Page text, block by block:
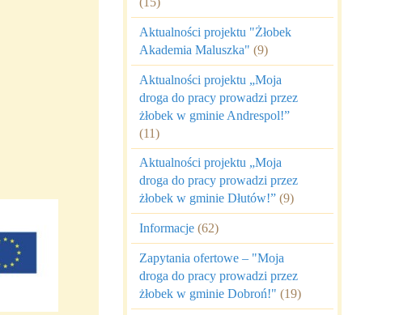
Aktualności projektu "Żłobek
Akademia Maluszka" (9)
Aktualności projektu „Moja
droga do pracy prowadzi przez
żłobek w gminie Andrespol!”
(11)
Aktualności projektu „Moja
droga do pracy prowadzi przez
żłobek w gminie Dłutów!” (9)
Informacje (62)
Zapytania ofertowe – "Moja
droga do pracy prowadzi przez
żłobek w gminie Dobroń!" (19)